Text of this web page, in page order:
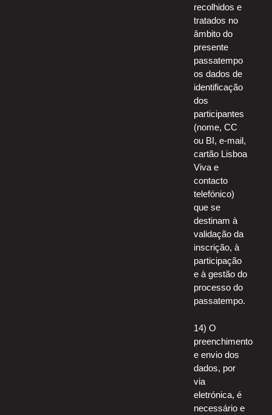
recolhidos e
tratados no
âmbito do
presente
passatempo
os dados de
identificação
dos
participantes
(nome, CC
ou BI, e-mail,
cartão Lisboa
Viva e
contacto
telefónico)
que se
destinam à
validação da
inscrição, à
participação
e à gestão do
processo do
passatempo.
14) O
preenchimento
e envio dos
dados, por
via
eletrónica, é
necessário e